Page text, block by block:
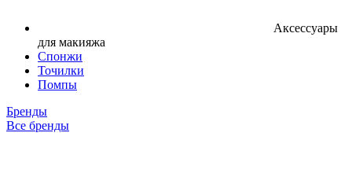
Аксессуары
для макияжа
Спонжи
Точилки
Помпы
Бренды
Все бренды